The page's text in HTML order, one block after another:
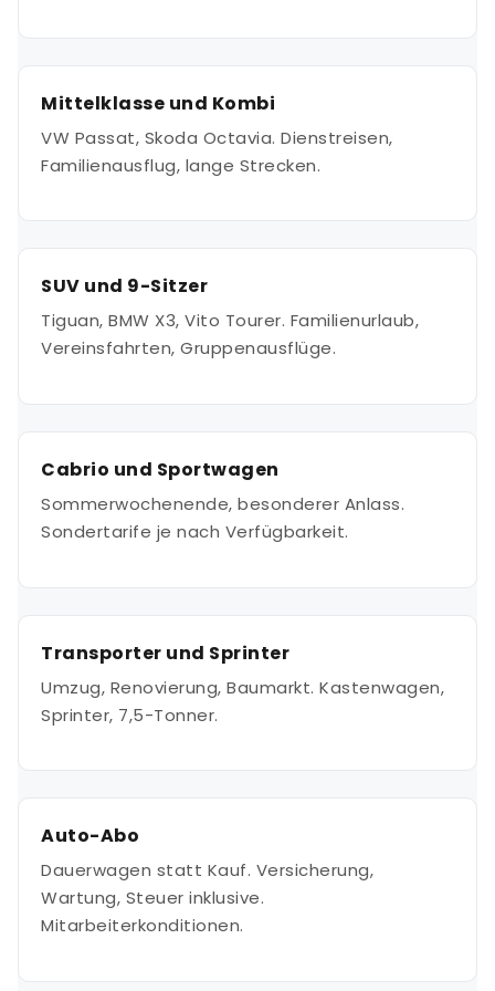
Mittelklasse und Kombi
VW Passat, Skoda Octavia. Dienstreisen,
Familienausflug, lange Strecken.
SUV und 9-Sitzer
Tiguan, BMW X3, Vito Tourer. Familienurlaub,
Vereinsfahrten, Gruppenausflüge.
Cabrio und Sportwagen
Sommerwochenende, besonderer Anlass.
Sondertarife je nach Verfügbarkeit.
Transporter und Sprinter
Umzug, Renovierung, Baumarkt. Kastenwagen,
Sprinter, 7,5-Tonner.
Auto-Abo
Dauerwagen statt Kauf. Versicherung,
Wartung, Steuer inklusive.
Mitarbeiterkonditionen.